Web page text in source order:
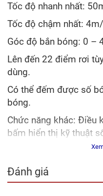
Tốc độ nhanh nhất:
Tốc độ chậm nhất:
Góc độ bắn bóng: 0 –
Lên đến 22 điểm rơi
dùng.
Có thể đếm được số
bóng.
Chức năng khác: Điều
bấm hiển thị kỹ thuật
Đánh giá